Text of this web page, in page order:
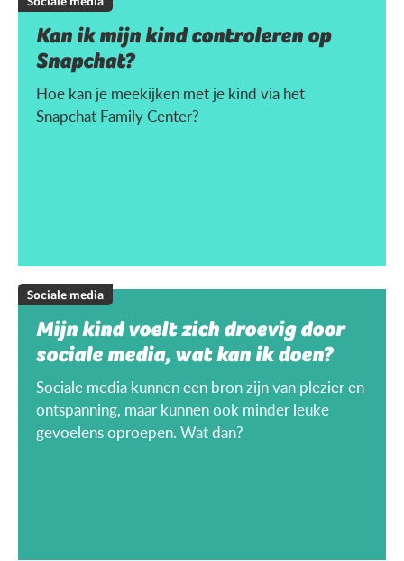
Kan ik mijn kind controleren op
Snapchat?
Hoe kan je meekijken met je kind via het
Snapchat Family Center?
Sociale media
Mijn kind voelt zich droevig door
sociale media, wat kan ik doen?
Sociale media kunnen een bron zijn van plezier en
ontspanning, maar kunnen ook minder leuke
gevoelens oproepen. Wat dan?